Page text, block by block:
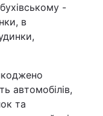
-
в
автомобілів,
та